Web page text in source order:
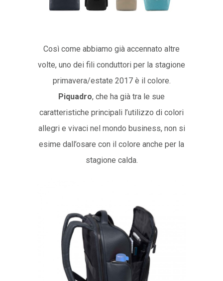
Così come abbiamo già accennato altre
volte, uno dei fili conduttori per la stagione
primavera/estate 2017 è il colore.
Piquadro, che ha già tra le sue
caratteristiche principali l’utilizzo di colori
allegri e vivaci nel mondo business, non si
esime dall’osare con il colore anche per la
stagione calda.